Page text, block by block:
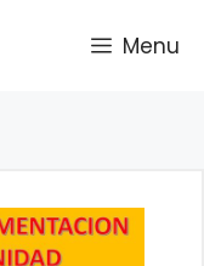
Menu